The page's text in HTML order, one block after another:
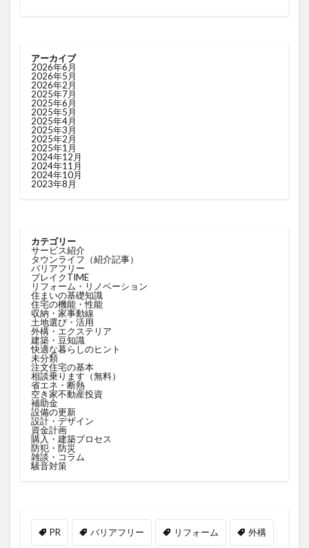
アーカイブ
2026年6月
2026年5月
2026年2月
2025年7月
2025年6月
2025年5月
2025年4月
2025年3月
2025年2月
2025年1月
2024年12月
2024年11月
2024年10月
2023年8月
カテゴリー
サービス紹介
タウンライフ（紹介記事）
バリアフリー
ブレイクTIME
リフォーム・リノベーション
住まいの基礎知識
住宅の機能・性能
収納・家事動線
土地選び・活用
外構・エクステリア
建築・豆知識
快適な暮らしのヒント
未分類
注文住宅の基本
相談乗ります（無料）
省エネ・断熱
空き家不動産投資
補助金
設備の更新
設計・デザイン
資金計画
購入・建築プロセス
防犯・防災
雑談・コラム
騒音対策
PR バリアフリー リフォーム 外構